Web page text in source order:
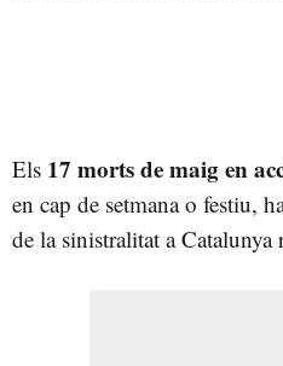
Els 17 mortsde maigen
en cap de setmana o festiu,
de la sinistralitat a